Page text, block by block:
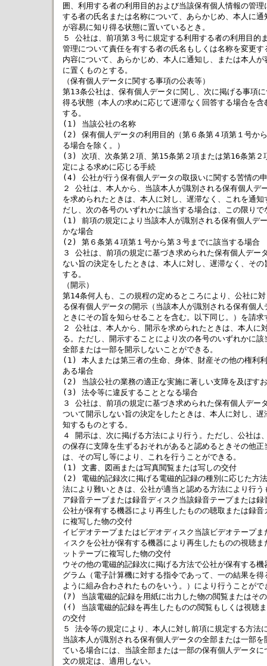
囲、利用する者の利用目的および当該保有個人情報の管理
する者の氏名または名称について、あらかじめ、本人に通
が容易に知り得る状態に置いているとき。
５ 公社は、前項第３号に規定する利用する者の利用目的
管理について責任を有する者の氏名もしくは名称を変更す
内容について、あらかじめ、本人に通知し、または本人が
に置くものとする。
（保有個人データに関する事項の公表等）
第13条公社は、保有個人データに関し、次に掲げる事項
得る状態（本人の求めに応じて遅滞なく回答する場合を含
する。
(1) 当該公社の名称
(2) 保有個人データの利用目的（第６条第４項第１号か
る場合を除く。）
(3) 次項、次条第２項、第15条第２項または第16条第２
定による求めに応じる手続
(4) 公社が行う保有個人データの取扱いに関する苦情の
２ 公社は、本人から、当該本人が識別される保有個人デ
を求められたときは、本人に対し、遅滞なく、これを通知
だし、次の各号のいずれかに該当する場合は、この限りで
(1) 前項の規定により当該本人が識別される保有個人デ
かな場合
(2) 第６条第４項第１号から第３号までに該当する場合
３ 公社は、前項の規定に基づき求められた保有個人デー
ない旨の決定をしたときは、本人に対し、遅滞なく、その
する。
（開示）
第14条何人も、この規程の定めるところにより、公社に
る保有個人データの開示（当該本人が識別される保有個人
ときにその旨を知らせることを含む。以下同じ。）を請
２ 公社は、本人から、開示を求められたときは、本人に
る。ただし、開示することにより次の各号のいずれかに該
全部または一部を開示しないことができる。
(1) 本人または第三者の生命、身体、財産その他の権利
ある場合
(2) 当該公社の業務の適正な実施に著しい支障を及ぼす
(3) 法令等に違反することとなる場合
３ 公社は、前項の規定に基づき求められた保有個人デー
ついて開示しない旨の決定をしたときは、本人に対し、遅
知するものとする。
４ 開示は、次に掲げる方法により行う。ただし、公社は
の保存に支障を生ずるおそれがあると認めるときその他正
は、その写し等により、これを行うことができる。
(1) 文書、図画または写真閲覧または写しの交付
(2) 電磁的記録次に掲げる電磁的記録の種別に応じた方
法により難いときは、公社が適当と認める方法により行う
ア録音テープまたは録音ディスク当該録音テープまたは録
公社が保有する機器により再生したものの聴取または録音
に複写した物の交付
イビデオテープまたはビデオディスク当該ビデオテープま
ィスクを公社が保有する機器により再生したものの視聴ま
ットテープに複写した物の交付
ウその他の電磁的記録次に掲げる方法で公社が保有する機
グラム（電子計算機に対する指令であって、一の結果を得
ように組み合わされたものをいう。）により行うことがで
(ｱ) 当該電磁的記録を用紙に出力した物の閲覧またはそ
(ｲ) 当該電磁的記録を再生したものの閲覧もしくは視聴
の交付
５ 法令等の規定により、本人に対し前項に規定する方法
当該本人が識別される保有個人データの全部または一部を
ている場合には、当該全部または一部の保有個人データに
文の規定は、適用しない。